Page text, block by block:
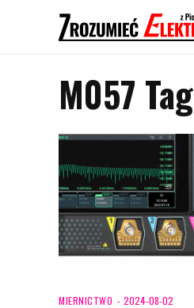
M057 Tag
MIERNICTWO 2024-08-02